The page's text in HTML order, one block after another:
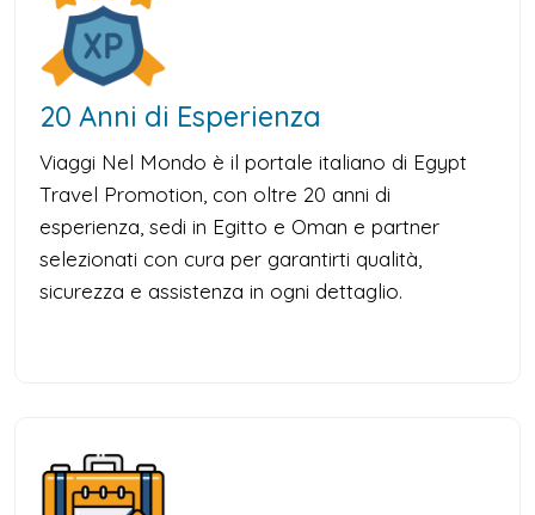
20 Anni di Esperienza
Viaggi Nel Mondo è il portale italiano di Egypt
Travel Promotion, con oltre 20 anni di
esperienza, sedi in Egitto e Oman e partner
selezionati con cura per garantirti qualità,
sicurezza e assistenza in ogni dettaglio.